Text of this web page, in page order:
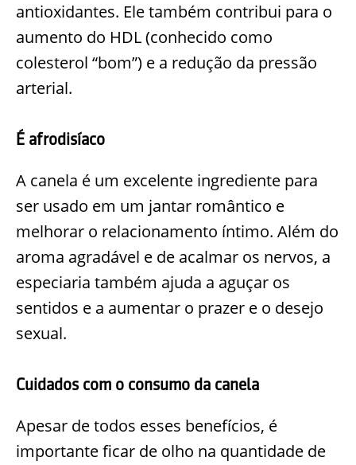
antioxidantes. Ele também contribui para o
aumento do HDL (conhecido como
colesterol “bom”) e a redução da pressão
arterial.
É afrodisíaco
A canela é um excelente ingrediente para
ser usado em um jantar romântico e
melhorar o relacionamento íntimo. Além do
aroma agradável e de acalmar os nervos, a
especiaria também ajuda a aguçar os
sentidos e a aumentar o prazer e o desejo
sexual.
Cuidados com o consumo da canela
Apesar de todos esses benefícios, é
importante ficar de olho na quantidade de